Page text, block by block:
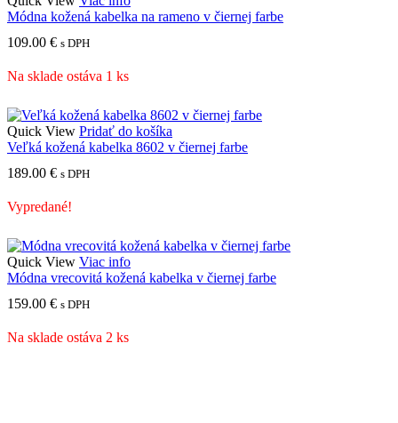
Módna kožená kabelka na rameno v čiernej farbe
109.00 € s DPH
Na sklade ostáva 1 ks
Quick View Pridať do košíka
Veľká kožená kabelka 8602 v čiernej farbe
189.00 € s DPH
Vypredané!
Quick View Viac info
Módna vrecovitá kožená kabelka v čiernej farbe
159.00 € s DPH
Na sklade ostáva 2 ks